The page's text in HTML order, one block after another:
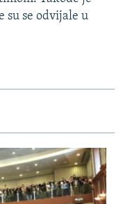
su se odvijale u